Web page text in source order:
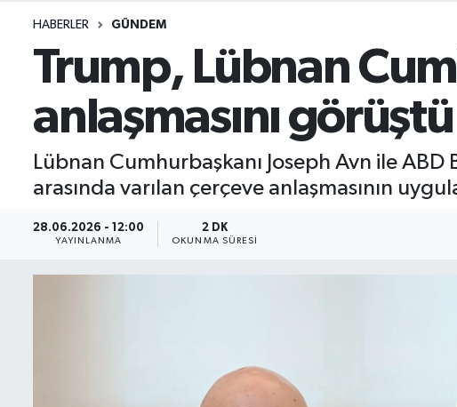
HABERLER GÜNDEM
Trump, Lübnan
anlaşmasını görüştü
Lübnan Cumhurbaşkanı Joseph Avn ile
arasında varılan çerçeve anlaşmasının
28.06.2026 - 12:00
YAYINLANMA
2 DK
OKUNMA SÜRESI
İletişim
Künye
Yasal Uyarı